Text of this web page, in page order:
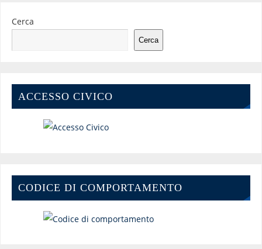
Cerca
Cerca
ACCESSO CIVICO
CODICE DI COMPORTAMENTO